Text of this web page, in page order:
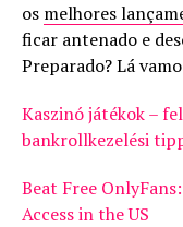
os melhores
ficar antenado e
Preparado? Lá
Kaszinó játékok –
bankrollkezelési
Beat Free
Access in the US